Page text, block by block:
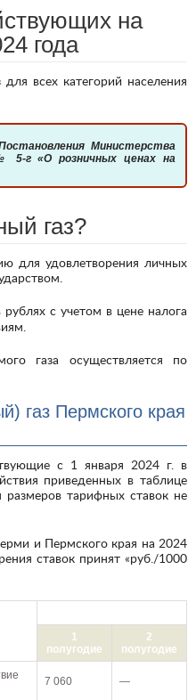
на
года
5-г «О розничных ценах на
газ?
газ Пермского края
приведенных в таблице
тарифных ставок не
ставок принят «руб./1000
1
полугодие
2
полугодие
7 060 —